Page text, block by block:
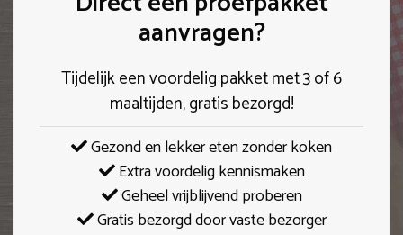
aanvragen?
Tijdelijk een voordelig pakket met 3 of 6
maaltijden, gratis bezorgd!
Gezond en lekker eten zonder koken
Extra voordelig kennismaken
Geheel vrijblijvend proberen
Gratis bezorgd door vaste bezorger